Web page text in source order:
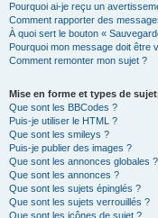
Pourquoi ai-je reçu un
Comment rapporter des
À quoi sert le bouton «
Pourquoi mon message doit être
Comment remonter mon sujet ?
Mise en forme et types de
Que sont les BBCodes ?
Puis-je utiliser le HTML ?
Que sont les smileys ?
Puis-je publier des images ?
Que sont les annonces globales ?
Que sont les annonces ?
Que sont les sujets épinglés ?
Que sont les sujets verrouillés ?
Que sont les icônes de sujet ?